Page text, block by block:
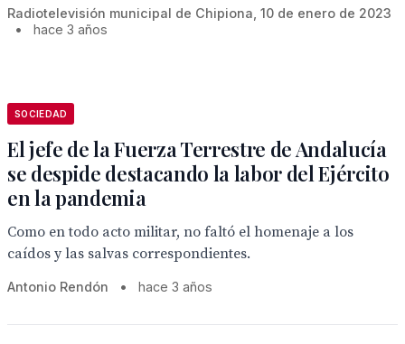
Radiotelevisión municipal de Chipiona, 10 de enero de 2023
•
hace 3 años
SOCIEDAD
El jefe de la Fuerza Terrestre de Andalucía
se despide destacando la labor del Ejército
en la pandemia
Como en todo acto militar, no faltó el homenaje a los
caídos y las salvas correspondientes.
Antonio Rendón • hace 3 años